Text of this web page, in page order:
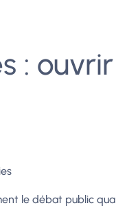
: ouvrir
le débat public